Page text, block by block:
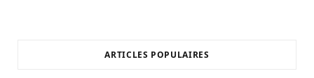
ARTICLES POPULAIRES